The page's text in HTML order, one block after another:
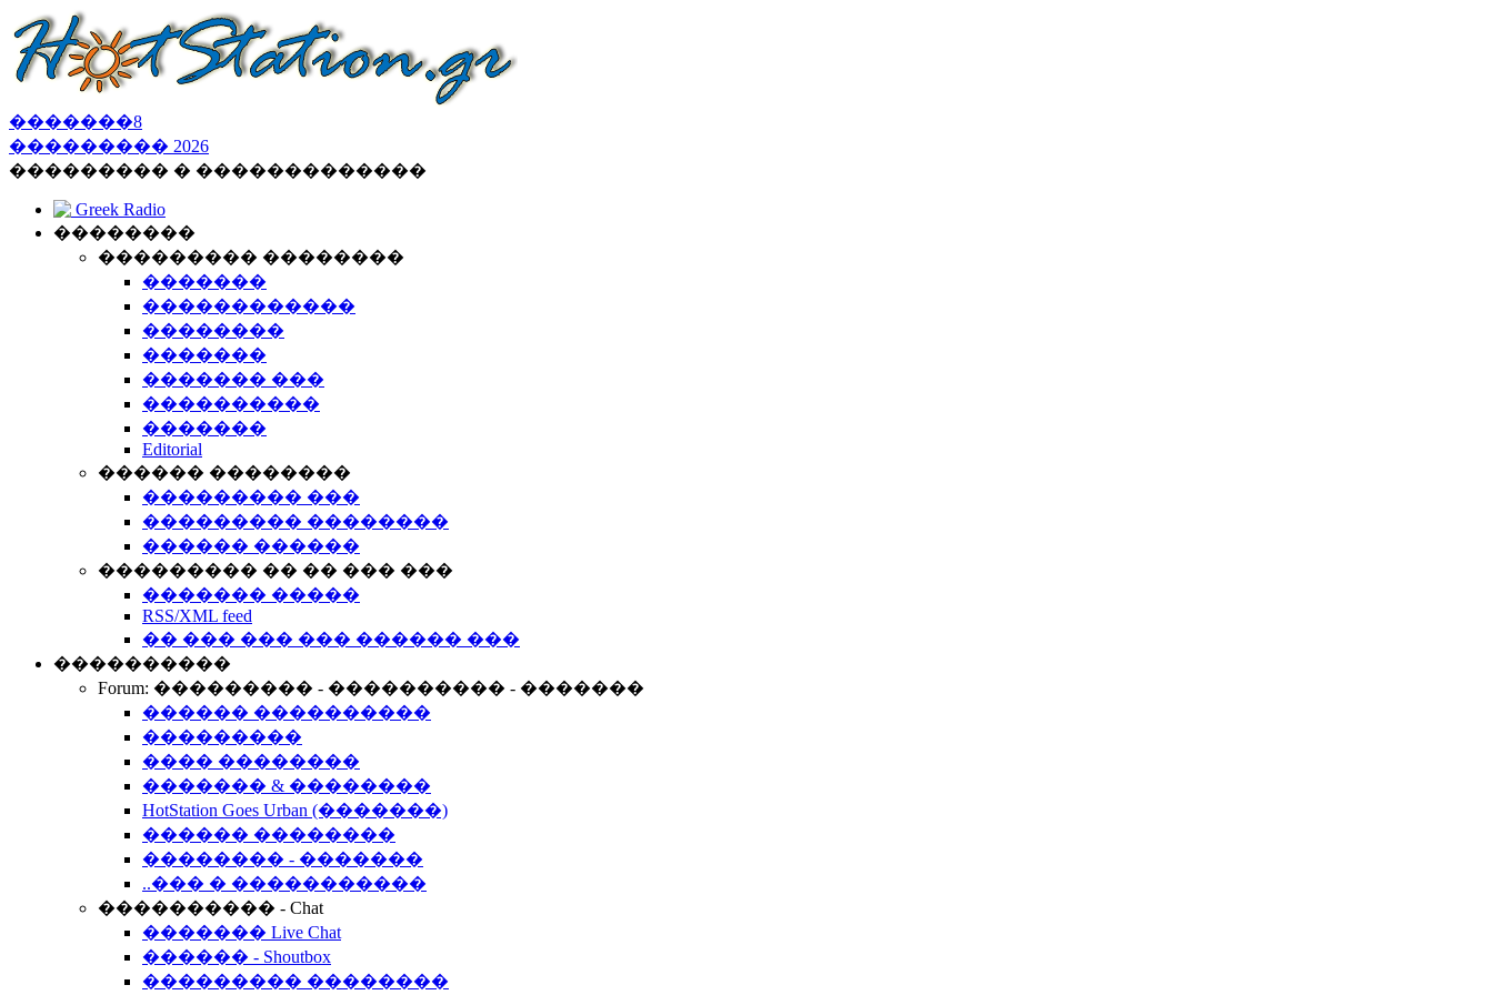
�������8
��������� 2026
��������� � �������������
Greek Radio
��������
��������� ��������
�������
������������
��������
�������
������� ���
����������
�������
Editorial
������ ��������
��������� ���
��������� ��������
������ ������
��������� �� �� ��� ���
������� �����
RSS/XML feed
�� ��� ��� ��� ������ ���
����������
Forum: ��������� - ���������� - �������
������ ����������
���������
���� ��������
������� & ��������
HotStation Goes Urban (�������)
������ ��������
�������� - �������
..��� � �����������
���������� - Chat
������� Live Chat
������ - Shoutbox
��������� ��������